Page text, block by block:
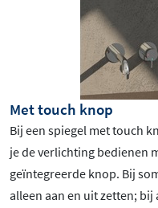
Met touch knop
Bij een spiegel met touch
je de verlichting bedienen
geïntegreerde knop. Bij
alleen aan en uit zetten;